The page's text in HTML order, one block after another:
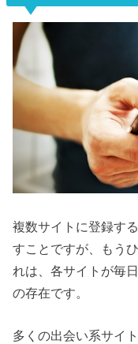
複数サイトに登録す
すことですが、もう
れは、各サイトが毎
の存在です。
多くの出会い系サイ